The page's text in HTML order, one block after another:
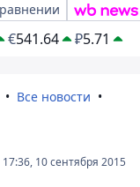
€541.64 ₽5.71
Все новости
17:36, 10 сентября 2015